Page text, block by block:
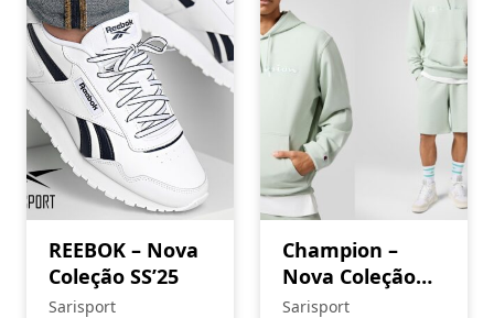
REEBOK – Nova
Coleção SS’25
Sarisport
Champion –
Nova Coleção
SS’25
Sarisport